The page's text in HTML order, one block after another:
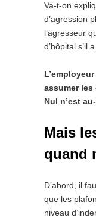
Va-t-on
d’agression
l’agresseur
d’hôpital s’il
assumer les
Nul n’est
Mais
quand
D’abord, il
que les
niveau